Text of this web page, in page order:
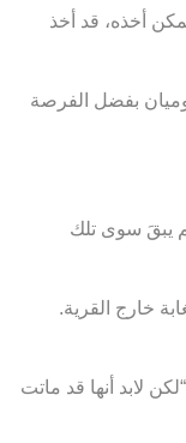
أخذه، قد أخذ
بفضل الفرصة
يبقَ سوى تلك
خارج القرية.
لابد أنها قد ماتت